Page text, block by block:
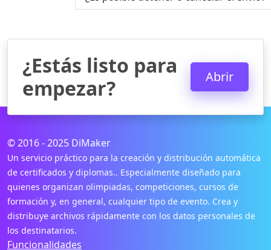
¿Estás listo para
empezar?
Abrir
© 2016 - 2025 DiMaker
Un servicio práctico para la creación y distribución automática
de certificados y diplomas.. Especialmente diseñado para
quienes organizan olimpiadas, competiciones, cursos de
formación y, en general, cualquier tipo de evento. Crea y
distribuye archivos rápidamente con los datos personales de
los destinatarios.
Funcionalidades